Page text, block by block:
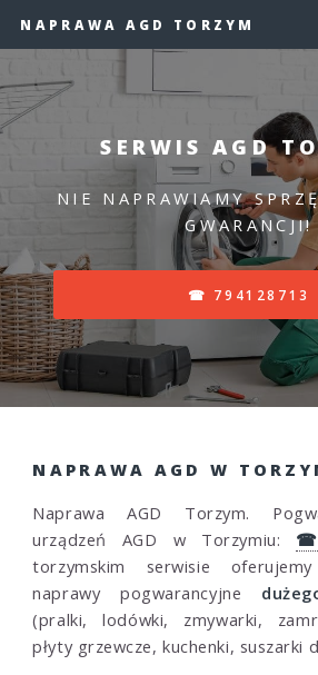
NAPRAWA AGD TORZYM
SERWIS AGD
NIE NAPRAWIAMY
GWARANCJI!
☎ 794128713
NAPRAWA AGD W
Naprawa AGD Torzym.
urządzeń AGD w Torzymiu: ☎
torzymskim serwisie
naprawy pogwarancyjne
(pralki, lodówki, zmywarki,
płyty grzewcze, kuchenki, suszarki